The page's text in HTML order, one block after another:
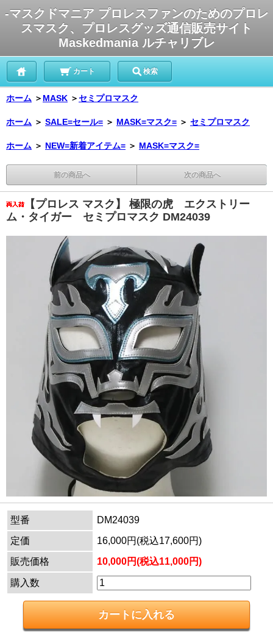
-マスクドマニア プロレスファンのためのプロレ
スマスク、プロレスグッズ通信販売サイト
Maskedmania ルチャリブレ
カート 検索
ホーム ＞ MASK ＞セミプロマスク
ホーム ＞ SALE=セール= ＞ MASK=マスク= ＞ セミプロマスク
ホーム ＞ NEW=新着アイテム= ＞ MASK=マスク=
前の商品へ 次の商品へ
【プロレス マスク】 極限の虎 エクストリー
ム・タイガー セミプロマスク DM24039
型番
DM24039
定価
16,000円(税込17,600円)
販売価格
10,000円(税込11,000円)
購入数